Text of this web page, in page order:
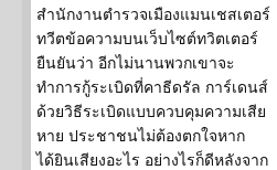
สำนักงานตำรวจเมืองแมนเชสเตอร์
ทวีตข้อความบนเว็บไซต์ทวิตเตอร์
ยืนยันว่า อีกไม่นานพวกเขาจะ
ทำการกู้ระเบิดที่คาธีดรัล การ์เดนส์
ด้วยวิธีระเบิดแบบควบคุมความเสีย
หาย ประชาชนไม่ต้องตกใจหาก
ได้ยินเสียงอะไร อย่างไรก็ดีหลังจาก